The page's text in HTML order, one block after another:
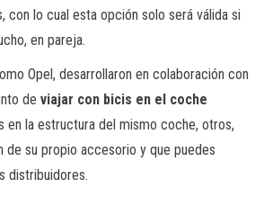
con lo cual esta opción solo será válida si
en pareja.
Opel, desarrollaron en colaboración con
de viajar con bicis en el coche
en la estructura del mismo coche, otros,
de su propio accesorio y que puedes
distribuidores.